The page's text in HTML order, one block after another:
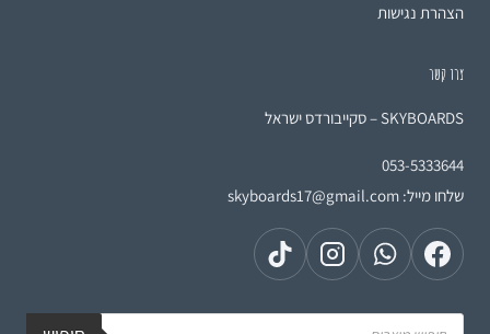
הצהרת נגישות
צרו קשר
SKYBOARDS – סקייבורדס ישראל
053-5333644
שלחו מייל: skyboards17@gmail.com